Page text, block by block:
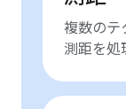
複数のテ
測距を処